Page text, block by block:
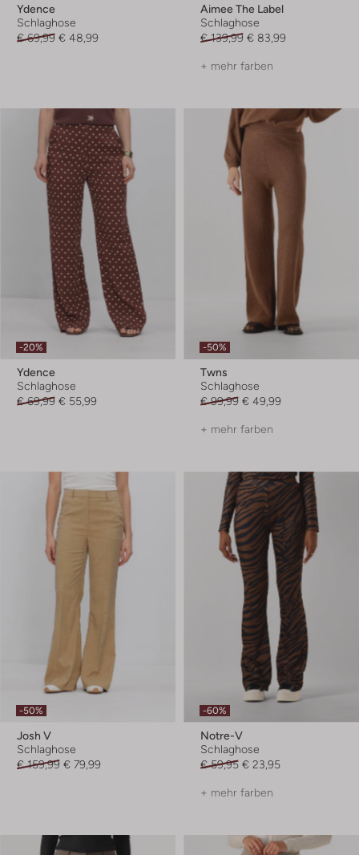
Ydence
Schlaghose
€ 69,99 € 48,99
Aimee The Label
Schlaghose
€ 139,99 € 83,99
+ mehr farben
-20%
Ydence
Schlaghose
€ 69,99 € 55,99
-50%
Twns
Schlaghose
€ 99,99 € 49,99
+ mehr farben
-50%
Josh V
Schlaghose
€ 159,99 € 79,99
-60%
Notre-V
Schlaghose
€ 59,95 € 23,95
+ mehr farben